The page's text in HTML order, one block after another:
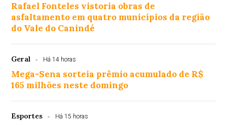
Rafael Fonteles vistoria obras de
asfaltamento em quatro municípios da região
do Vale do Canindé
Geral Há 14 horas
Mega-Sena sorteia prêmio acumulado de R$
165 milhões neste domingo
Esportes Há 15 horas